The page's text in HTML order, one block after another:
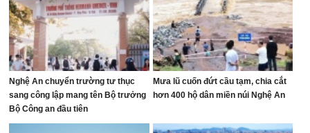
Nghệ An chuyển trường tư thục
sang công lập mang tên Bộ trưởng
Bộ Công an đầu tiên
Mưa lũ cuốn đứt cầu tạm, chia cắt
hơn 400 hộ dân miền núi Nghệ An